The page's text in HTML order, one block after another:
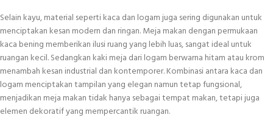
Selain kayu, material seperti kaca dan logam juga sering digunakan untuk
menciptakan kesan modern dan ringan. Meja makan dengan permukaan
kaca bening memberikan ilusi ruang yang lebih luas, sangat ideal untuk
ruangan kecil. Sedangkan kaki meja dari logam berwarna hitam atau krom
menambah kesan industrial dan kontemporer. Kombinasi antara kaca dan
logam menciptakan tampilan yang elegan namun tetap fungsional,
menjadikan meja makan tidak hanya sebagai tempat makan, tetapi juga
elemen dekoratif yang mempercantik ruangan.